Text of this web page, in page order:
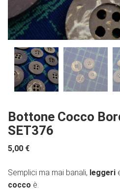
Bottone Cocco
SET376
5,00 €
Semplici ma mai banali, leggeri
cocco è.